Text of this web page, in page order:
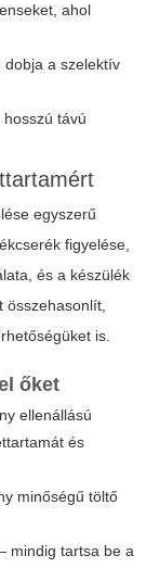
ahol
dobja a szelektív
távú
egyszerű
figyelése,
és a készülék
összehasonlít,
is.
őket
ellenállású
és
minőségű töltő
mindig tartsa be a